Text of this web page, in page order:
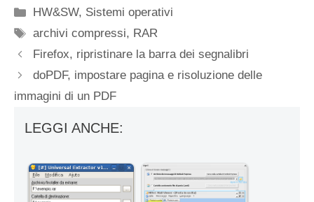
Categorie
HW&SW, Sistemi operativi
Tag
archivi compressi, RAR
Firefox, ripristinare la barra dei segnalibri
doPDF, impostare pagina e risoluzione delle
immagini di un PDF
LEGGI ANCHE: